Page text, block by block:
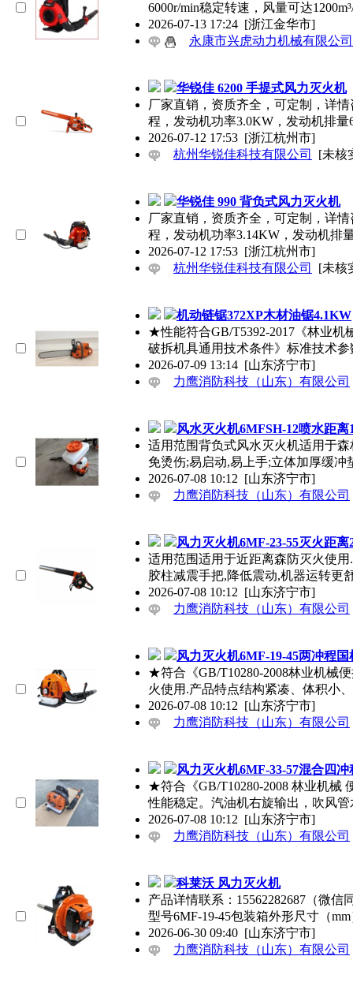
6000r/min稳定转速，风量可达
2026-07-13 17:24 [浙江金华市]
永康市兴虎动力机械有限公司
华锐佳 6200 手提式风力灭火机
厂家直销，资质齐全，可定制，详
程，发动机功率3.0KW，发动机排量
2026-07-12 17:53 [浙江杭州市]
杭州华锐佳科技有限公司
[未核
华锐佳 990 背负式风力灭火机
厂家直销，资质齐全，可定制，详
程，发动机功率3.14KW，发动机排
2026-07-12 17:53 [浙江杭州市]
杭州华锐佳科技有限公司
[未核
机动链锯372XP木材油锯4.1KW
★性能符合GB/T5392-2017《林业机
破拆机具通用技术条件》标准技术参
2026-07-09 13:14 [山东济宁市]
力鹰消防科技（山东）有限公司
风水灭火机6MFSH-12喷水距离
适用范围背负式风水灭火机适用于
免烫伤;易启动,易上手;立体加厚缓冲
2026-07-08 10:12 [山东济宁市]
力鹰消防科技（山东）有限公司
风力灭火机6MF-23-55灭火距
适用范围适用于近距离森防灭火使
胶柱减震手把,降低震动,机器运转更
2026-07-08 10:12 [山东济宁市]
力鹰消防科技（山东）有限公司
风力灭火机6MF-19-45两冲程国
★符合《GB/T10280-2008林业机械
火使用.产品特点结构紧凑、体积小
2026-07-08 10:12 [山东济宁市]
力鹰消防科技（山东）有限公司
风力灭火机6MF-33-57混合四
★符合《GB/T10280-2008 林业机械
性能稳定。汽油机右旋输出，吹风管
2026-07-08 10:12 [山东济宁市]
力鹰消防科技（山东）有限公司
科莱沃 风力灭火机
产品详情联系：15562282687（微
型号6MF-19-45包装箱外形尺寸（mm
2026-06-30 09:40 [山东济宁市]
力鹰消防科技（山东）有限公司